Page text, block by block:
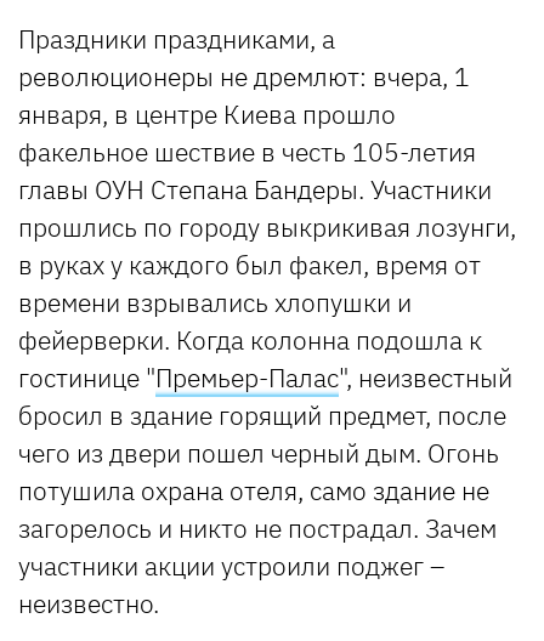
Праздники праздниками, а
революционеры не дремлют: вчера, 1
января, в центре Киева прошло
факельное шествие в честь 105-летия
главы ОУН Степана Бандеры. Участники
прошлись по городу выкрикивая лозунги,
в руках у каждого был факел, время от
времени взрывались хлопушки и
фейерверки. Когда колонна подошла к
гостинице "Премьер-Палас", неизвестный
бросил в здание горящий предмет, после
чего из двери пошел черный дым. Огонь
потушила охрана отеля, само здание не
загорелось и никто не пострадал. Зачем
участники акции устроили поджег –
неизвестно.